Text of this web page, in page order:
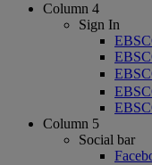
Column 4
Sign In
Column 5
Social bar